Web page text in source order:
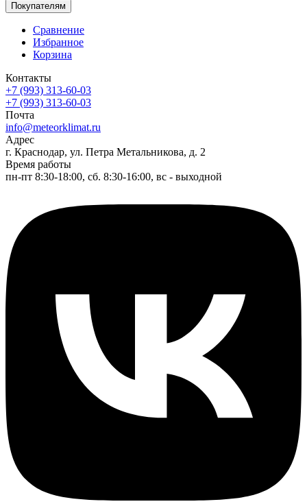
Покупателям
Сравнение
Избранное
Корзина
Контакты
+7 (993) 313-60-03
+7 (993) 313-60-03
Почта
info@meteorklimat.ru
Адрес
г. Краснодар, ул. Петра Метальникова, д. 2
Время работы
пн-пт 8:30-18:00, сб. 8:30-16:00, вс - выходной